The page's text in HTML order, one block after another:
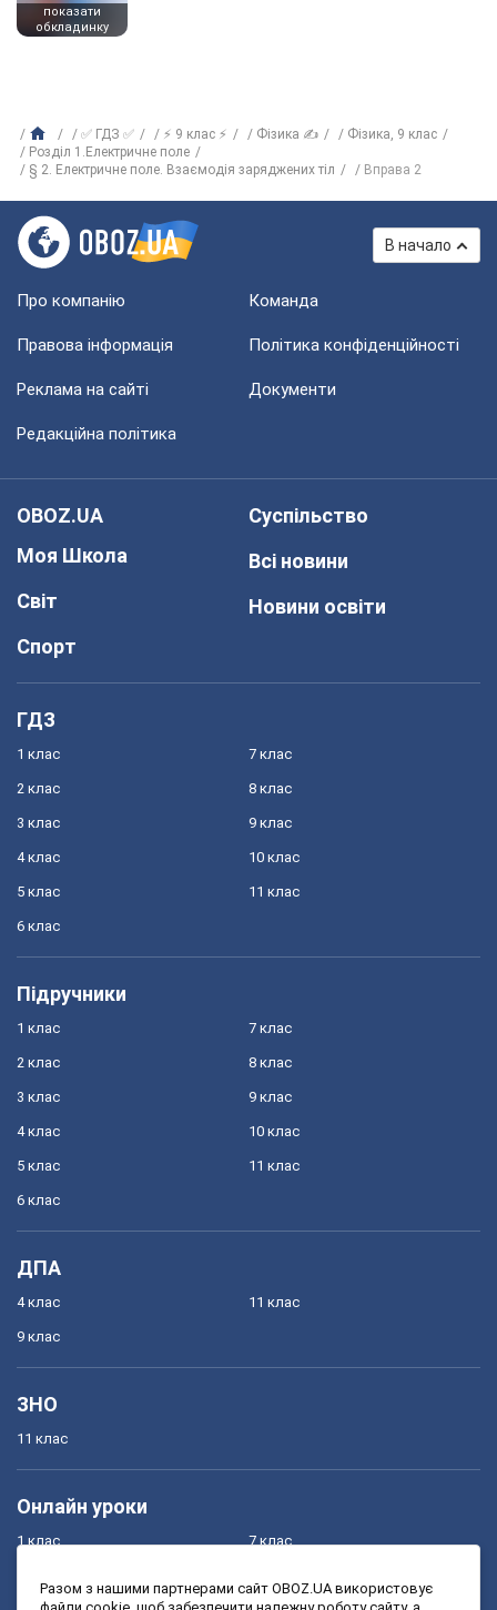
показати
обкладинку
✅ ГДЗ ✅ ⚡ 9 клас ⚡ Фізика ✍
Фізика, 9 клас
Розділ 1.Електричне поле
§ 2. Електричне поле. Взаємодія заряджених тіл
Вправа 2
В начало
Про компанію Команда
Правова інформація Політика конфіденційності
Реклама на сайті Документи
Редакційна політика
OBOZ.UA
Моя Школа
Світ
Спорт
Суспільство
Всі новини
Новини освіти
ГДЗ
1 клас
2 клас
3 клас
4 клас
5 клас
6 клас
7 клас
8 клас
9 клас
10 клас
11 клас
Підручники
1 клас
2 клас
3 клас
4 клас
5 клас
6 клас
7 клас
8 клас
9 клас
10 клас
11 клас
ДПА
4 клас
9 клас
11 клас
ЗНО
11 клас
Онлайн уроки
1 клас 7 клас
Разом з нашими партнерами сайт OBOZ.UA використовує